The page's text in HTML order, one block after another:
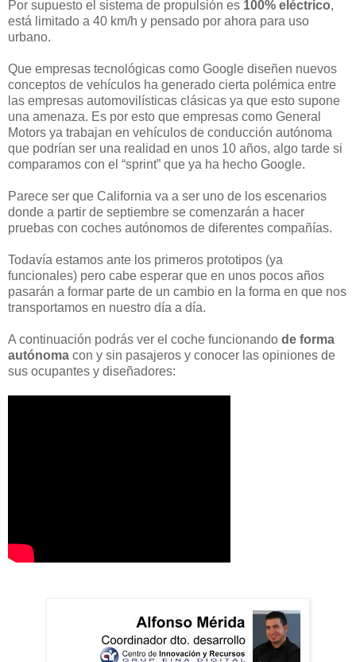
Por supuesto el sistema de propulsión es 100% eléctrico,
está limitado a 40 km/h y pensado por ahora para uso
urbano.
Que empresas tecnológicas como Google diseñen nuevos
conceptos de vehículos ha generado cierta polémica entre
las empresas automovilísticas clásicas ya que esto supone
una amenaza. Es por esto que empresas como General
Motors ya trabajan en vehículos de conducción autónoma
que podrían ser una realidad en unos 10 años, algo tarde si
comparamos con el “sprint” que ya ha hecho Google.
Parece ser que California va a ser uno de los escenarios
donde a partir de septiembre se comenzarán a hacer
pruebas con coches autónomos de diferentes compañías.
Todavía estamos ante los primeros prototipos (ya
funcionales) pero cabe esperar que en unos pocos años
pasarán a formar parte de un cambio en la forma en que nos
transportamos en nuestro día a día.
A continuación podrás ver el coche funcionando de forma
autónoma con y sin pasajeros y conocer las opiniones de
sus ocupantes y diseñadores: